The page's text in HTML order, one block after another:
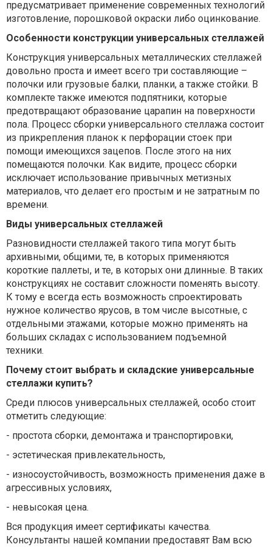
предусматривает применение современных технологий
изготовление, порошковой окраски либо оцинкование.
Особенности конструкции универсальных стеллажей
Конструкция универсальных металлических стеллажей
довольно проста и имеет всего три составляющие –
полочки или грузовые балки, планки, а также стойки. В
комплекте также имеются подпятники, которые
предотвращают образование царапин на поверхности
пола. Процесс сборки универсального стеллажа состоит
из прикрепления планок к перфорации стоек при
помощи имеющихся зацепов. После этого на них
помещаются полочки. Как видите, процесс сборки
исключает использование привычных метизных
материалов, что делает его простым и не затратным по
времени.
Виды универсальных стеллажей
Разновидности стеллажей такого типа могут быть
архивными, общими, те, в которых применяются
короткие паллеты, и те, в которых они длинные. В таких
конструкциях не составит сложности поменять высоту.
К тому е всегда есть возможность спроектировать
нужное количество ярусов, в том числе высотные, с
отдельными этажами, которые можно применять на
больших складах с использованием подъемной
техники.
Почему стоит выбрать и складские универсальные
стеллажи купить?
Среди плюсов универсальных стеллажей, особо стоит
отметить следующие:
- простота сборки, демонтажа и транспортировки,
- эстетическая привлекательность,
- износоустойчивость, возможность применения даже в
агрессивных условиях,
- невысокая цена.
Вся продукция имеет сертификаты качества.
Консультанты нашей компании предоставят Вам всю